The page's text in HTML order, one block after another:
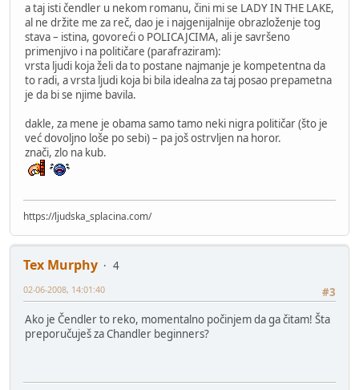
a taj isti čendler u nekom romanu, čini mi se LADY IN THE LAKE,
al ne držite me za reč, dao je i najgenijalnije obrazloženje tog
stava – istina, govoreći o POLICAJCIMA, ali je savršeno
primenjivo i na političare (parafraziram):
vrsta ljudi koja želi da to postane najmanje je kompetentna da
to radi, a vrsta ljudi koja bi bila idealna za taj posao prepametna
je da bi se njime bavila.
dakle, za mene je obama samo tamo neki nigra političar (što je
već dovoljno loše po sebi) – pa još ostrvljen na horor.
znači, zlo na kub.
https://ljudska_splacina.com/
Tex Murphy
4
#3
02-06-2008, 14:01:40
Ako je Čendler to reko, momentalno počinjem da ga čitam! Šta
preporučuješ za Chandler beginners?